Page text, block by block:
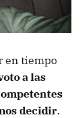
en tiempo
a las
decidir.